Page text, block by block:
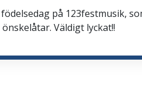
på 123festmusik,
Väldigt lyckat!!